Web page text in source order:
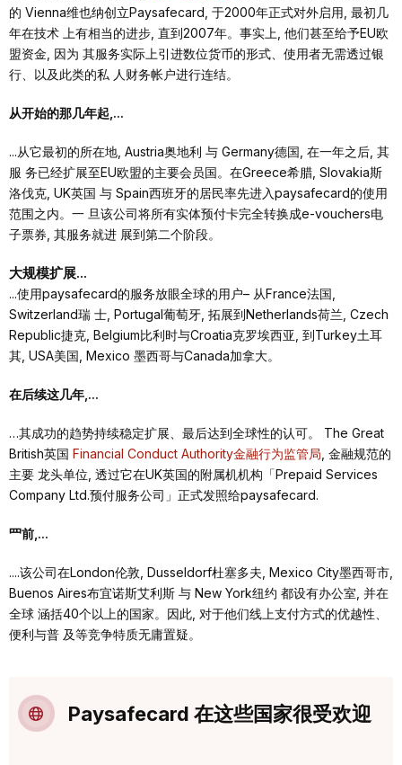
的 Vienna维也纳创⽴Paysafecard, 于2000年正式对外启⽤, 最初⼏
年在技术 上有相当的进步, 直到2007年。事实上, 他们甚⾄给予EU欧
盟资⾦, 因为 其服务实际上引进数位货币的形式、使⽤者⽆需透过银
⾏、以及此类的私 ⼈财务帐户进⾏连结。
从开始的那⼏年起,...
...从它最初的所在地, Austria奥地利 与 Germany德国, 在⼀年之后, 其
服 务已经扩展⾄EU欧盟的主要会员国。在Greece希腊, Slovakia斯
洛伐克, UK英国 与 Spain⻄班⽛的居⺠率先进⼊paysafecard的使⽤
范围之内。⼀ 旦该公司将所有实体预付卡完全转换成e-vouchers电
⼦票券, 其服务就进 展到第⼆个阶段。
⼤规模扩展...
...使⽤paysafecard的服务放眼全球的⽤户– 从France法国,
Switzerland瑞 ⼠, Portugal葡萄⽛, 拓展到Netherlands荷兰, Czech
Republic捷克, Belgium⽐利时与Croatia克罗埃⻄亚, 到Turkey⼟⽿
其, USA美国, Mexico 墨⻄哥与Canada加拿⼤。
在后续这⼏年,...
…其成功的趋势持续稳定扩展、最后达到全球性的认可。 The Great
British英国 Financial Conduct Authority⾦融⾏为监管局 , ⾦融规范的
主要 ⻰头单位, 透过它在UK英国的附属机机构「Prepaid Services
Company Ltd.预付服务公司」正式发照给paysafecard.
⺫前,...
....该公司在London伦敦, Dusseldorf杜塞多夫, Mexico City墨⻄哥市,
Buenos Aires布宜诺斯艾利斯 与 New York纽约 都设有办公室, 并在
全球 涵括40个以上的国家。因此, 对于他们线上⽀付⽅式的优越性、
便利与普 及等竞争特质⽆庸置疑。
Paysafecard 在这些国家很受欢迎